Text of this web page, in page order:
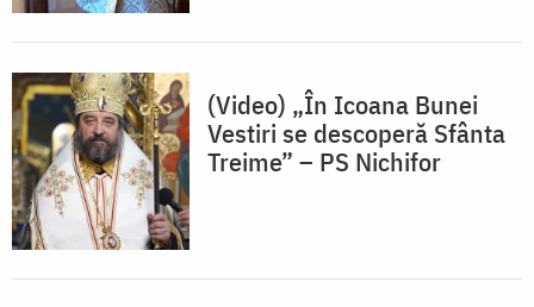
(Video) „În Icoana Bunei
Vestiri se descoperă Sfânta
Treime” – PS Nichifor